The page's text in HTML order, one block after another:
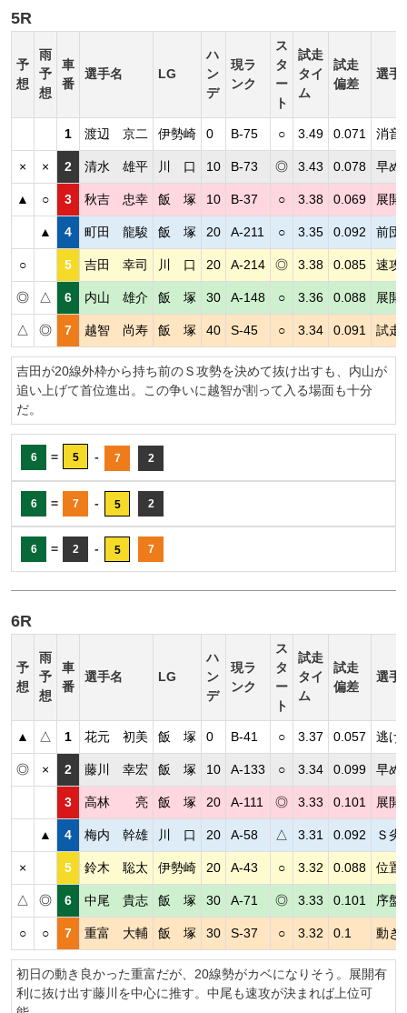
5R
予
想
雨
予
想
車
番
選手名 LG
ハ
ン
デ
現ラ
ンク
ス
タ
ー
ト
試走
タイ
ム
試走
偏差
選手
1 渡辺 京二 伊勢崎 0 B-75 ○ 3.49 0.071 消音
× × 2 清水 雄平 川 口 10 B-73 ◎ 3.43 0.078 早め
▲ ○ 3 秋吉 忠幸 飯 塚 10 B-37 ○ 3.38 0.069 展開
▲ 4 町田 龍駿 飯 塚 20 A-211 ○ 3.35 0.092 前団
○ 5 吉田 幸司 川 口 20 A-214 ◎ 3.38 0.085 速攻
◎ △ 6 内山 雄介 飯 塚 30 A-148 ○ 3.36 0.088 展開
△ ◎ 7 越智 尚寿 飯 塚 40 S-45 ○ 3.34 0.091 試走
吉田が20線外枠から持ち前のＳ攻勢を決めて抜け出すも、内山が
追い上げて首位進出。この争いに越智が割って入る場面も十分
だ。
6 = 5 - 7 2
6 = 7 - 5 2
6 = 2 - 5 7
6R
予
想
雨
予
想
車
番
選手名 LG
ハ
ン
デ
現ラ
ンク
ス
タ
ー
ト
試走
タイ
ム
試走
偏差
選手
▲ △ 1 花元 初美 飯 塚 0 B-41 ○ 3.37 0.057 逃げ
◎ × 2 藤川 幸宏 飯 塚 10 A-133 ○ 3.34 0.099 早め
3 高林 亮 飯 塚 20 A-111 ◎ 3.33 0.101 展開
▲ 4 梅内 幹雄 川 口 20 A-58 △ 3.31 0.092 Ｓ劣
× 5 鈴木 聡太 伊勢崎 20 A-43 ○ 3.32 0.088 位置
△ ◎ 6 中尾 貴志 飯 塚 30 A-71 ◎ 3.33 0.101 序盤
○ ○ 7 重富 大輔 飯 塚 30 S-37 ○ 3.32 0.1 動き
初日の動き良かった重富だが、20線勢がカベになりそう。展開有
利に抜け出す藤川を中心に推す。中尾も速攻が決まれば上位可